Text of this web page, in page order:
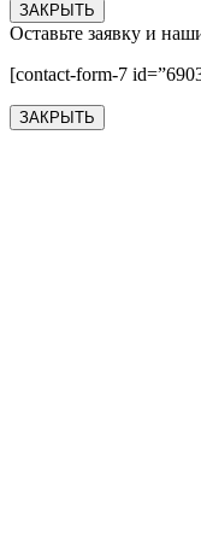
ЗАКРЫТЬ
Оставьте заявку и
[contact-form-7
ЗАКРЫТЬ